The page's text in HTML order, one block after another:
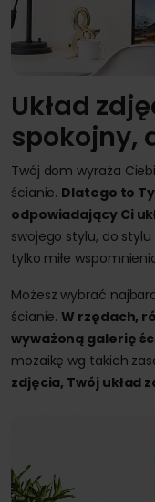
Układ
spokojny,
Twój dom wyraża
ścianie. Dlatego to
odpowiadający Ci
swojego stylu, do stylu
tylko miłe
Możesz wybrać
ścianie.W rzędach,
wyważoną galerię
mozaikę wg takich
zdjęcia, Twój układ